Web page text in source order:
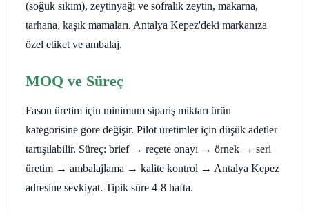
(soğuk sıkım), zeytinyağı ve sofralık zeytin, makarna,
tarhana, kaşık mamaları. Antalya Kepez'deki markanıza
özel etiket ve ambalaj.
MOQ ve Süreç
Fason üretim için minimum sipariş miktarı ürün
kategorisine göre değişir. Pilot üretimler için düşük adetler
tartışılabilir. Süreç: brief → reçete onayı → örnek → seri
üretim → ambalajlama → kalite kontrol → Antalya Kepez
adresine sevkiyat. Tipik süre 4-8 hafta.